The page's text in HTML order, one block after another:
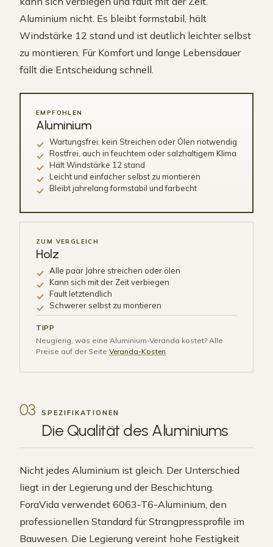
Aluminium nicht. Es bleibt formstabil, hält
Windstärke 12 stand und ist deutlich leichter selbst
zu montieren. Für Komfort und lange Lebensdauer
fällt die Entscheidung schnell.
EMPFOHLEN
Aluminium
Wartungsfrei: kein Streichen oder Ölen notwendig
Rostfrei, auch in feuchtem oder salzhaltigem Klima
Hält Windstärke 12 stand
Leicht und einfacher selbst zu montieren
Bleibt jahrelang formstabil und farbecht
ZUM VERGLEICH
Holz
Alle paar Jahre streichen oder ölen
Kann sich mit der Zeit verbiegen
Fault letztendlich
Schwerer selbst zu montieren
TIPP
Neugierig, was eine Aluminium-Veranda kostet? Alle
Preise auf der Seite Veranda-Kosten.
03 SPEZIFIKATIONEN
Die Qualität des Aluminiums
Nicht jedes Aluminium ist gleich. Der Unterschied
liegt in der Legierung und der Beschichtung.
ForaVida verwendet 6063-T6-Aluminium, den
professionellen Standard für Strangpressprofile im
Bauwesen. Die Legierung vereint hohe Festigkeit